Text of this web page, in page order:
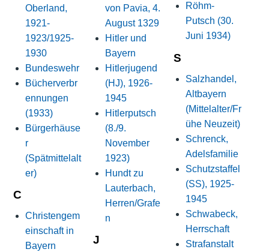
Oberland,
1921-
1923/1925-
1930
Bundeswehr
Bücherverbr
ennungen
(1933)
Bürgerhäuse
r
(Spätmittelalt
er)
C
Christengem
einschaft in
Bayern
von Pavia, 4.
August 1329
Hitler und
Bayern
Hitlerjugend
(HJ), 1926-
1945
Hitlerputsch
(8./9.
November
1923)
Hundt zu
Lauterbach,
Herren/Grafe
n
J
Röhm-
Putsch (30.
Juni 1934)
S
Salzhandel,
Altbayern
(Mittelalter/Fr
ühe Neuzeit)
Schrenck,
Adelsfamilie
Schutzstaffel
(SS), 1925-
1945
Schwabeck,
Herrschaft
Strafanstalt